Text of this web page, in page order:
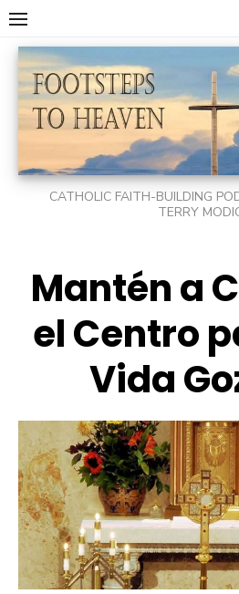
Skip
content
CATHOLIC FAITH-BUILDING
TERRY
Mantén a
el Centro
Vida